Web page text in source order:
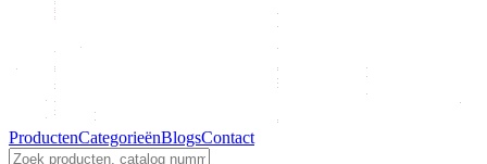
ProductenCategorieënBlogsContact